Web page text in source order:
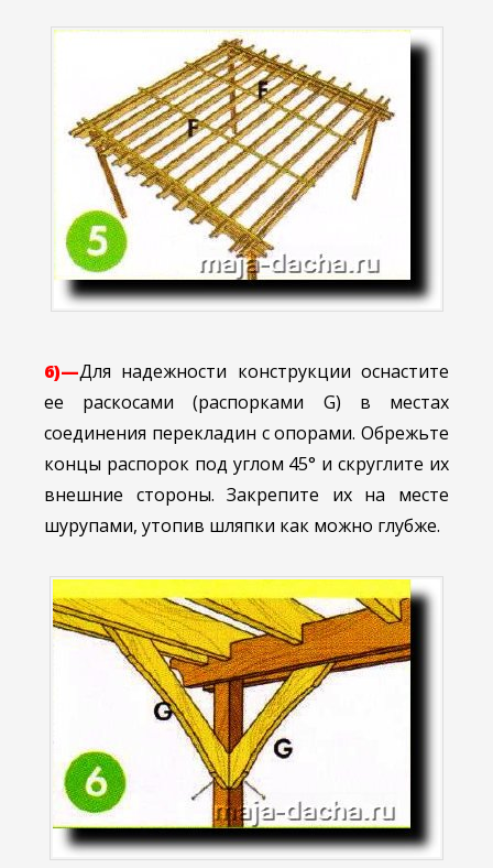
6)—Для надежности конструкции оснастите
ее раскосами (распорками G) в местах
соединения перекладин с опорами. Обрежьте
концы распорок под углом 45° и скруглите их
внешние стороны. Закрепите их на месте
шурупами, утопив шляпки как можно глубже.